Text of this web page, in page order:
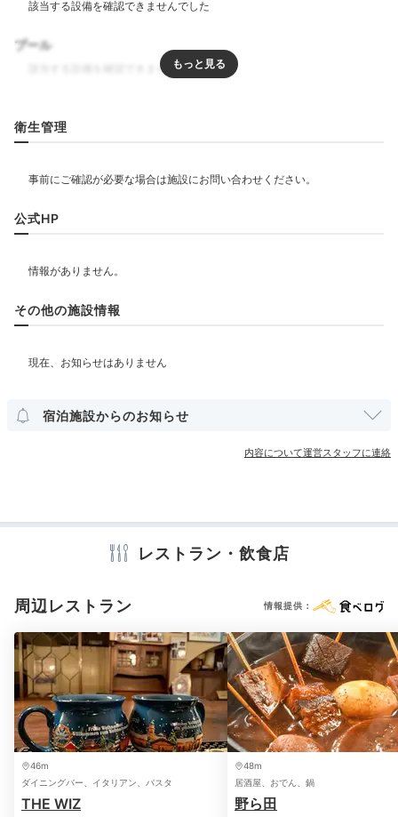
プール
飲食
ベビー＆子供関連
その他館内施設
アメニティ
セーフティボックス 洗浄機付トイレ
※設備・アメニティは、確認が取れている情報を表示しています。
衛生管理
公式HP
その他の施設情報
宿泊施設からのお知らせ
内容について運営スタッフに連絡
レストラン・飲食店
周辺レストラン 情報提供：
46m
ダイニングバー、イタリアン、パスタ
THE WIZ
48m
居酒屋、おでん、鍋
野ら田